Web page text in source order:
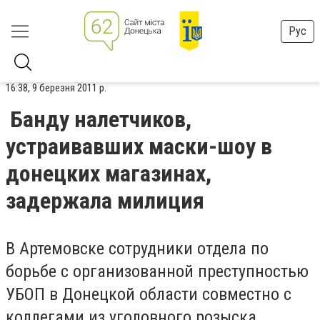
Рус
16:38, 9 березня 2011 р.
Банду налетчиков,
устраивавших маски-шоу в
донецких магазинах,
задержала милиция
В Артемовске сотрудники отдела по
борьбе с организованной преступностью
УБОП в Донецкой области совместно с